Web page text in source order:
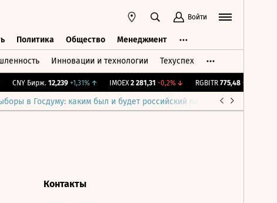
Войти
Политика Общество Менеджмент
Инновации и технологии Техуспех
CNY Бирж. 12,239 +1,31%↑ IMOEX 2 281,31 -0,2%↓ RGBITR 775,48 -0,03%
в Госдуму: каким был и будет российский парламент
Контакты